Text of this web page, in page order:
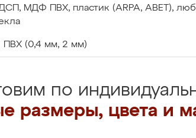
МДФ ПВХ, пластик (ARPA, ABET),
ПВХ (0,4 мм, 2 мм)
по
размеры, цвета и